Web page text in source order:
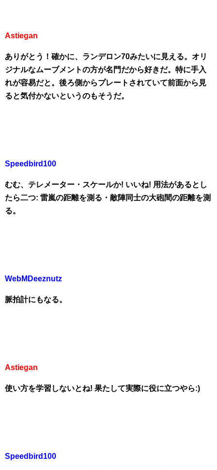
Astiegan
ありがとう！確かに、ランデロン70みたいに見える。オリ
ジナルなムーブメントの方が名門だから好きだ。特に手入
れが容易だと。後ろ側からプレートされていて前面から見
ると気付かないというのもそうだ。
Speedbird100
むむ、テレメーター・スケールか! いいね! 用法があるとし
たら二つ: 雷嵐の距離を測る・敵陣同士の大砲間の距離を測
る。
WebMDeeznutz
脈拍計にもなる。
Astiegan
使い方を学習しないとね! 果たして実際に役に立つやら:)
Speedbird100